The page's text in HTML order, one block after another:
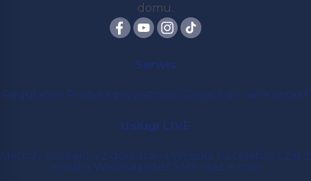
domu.
Serwis
Regulamin Polityka prywatności Dołącz do nas Kontakt
Usługi LIVE
Metody kontaktu z doradcami Wróżka na telefon Czat z
wróżką Wróżka przez SMS oraz e-mail